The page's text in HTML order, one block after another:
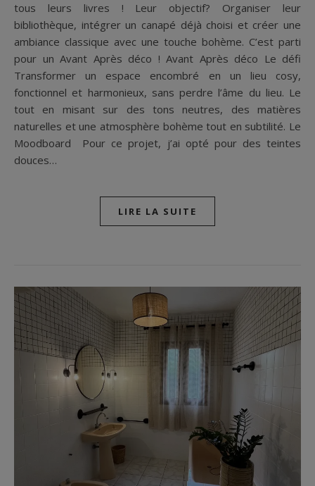
tous leurs livres ! Leur objectif? Organiser leur
bibliothèque, intégrer un canapé déjà choisi et créer une
ambiance classique avec une touche bohème. C’est parti
pour un Avant Après déco ! Avant Après déco Le défi
Transformer un espace encombré en un lieu cosy,
fonctionnel et harmonieux, sans perdre l’âme du lieu. Le
tout en misant sur des tons neutres, des matières
naturelles et une atmosphère bohème tout en subtilité. Le
Moodboard Pour ce projet, j’ai opté pour des teintes
douces…
LIRE LA SUITE